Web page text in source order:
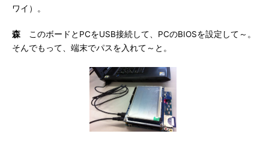
ワイ）。
森 このボードとPCをUSB接続して、PCのBIOSを設定して～。
そんでもって、端末でパスを入れて～と。